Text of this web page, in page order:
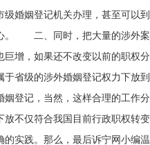
婚姻登记机关办理，甚至可以
。 二、同时，把大量的涉外
，如果还不改变以前的职权
省级的涉外婚姻登记权力下放
登记，当然，这样合理的工作
仅符合我国目前行政职权转
实践。那么，最后诉宁网小编